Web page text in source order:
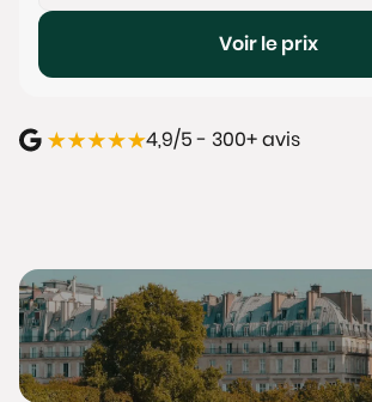
Voir le prix
4,9/5 - 300+ avis